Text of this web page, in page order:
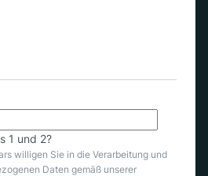
1 und 2?
willigen Sie in die Verarbeitung und
Daten gemäß unserer